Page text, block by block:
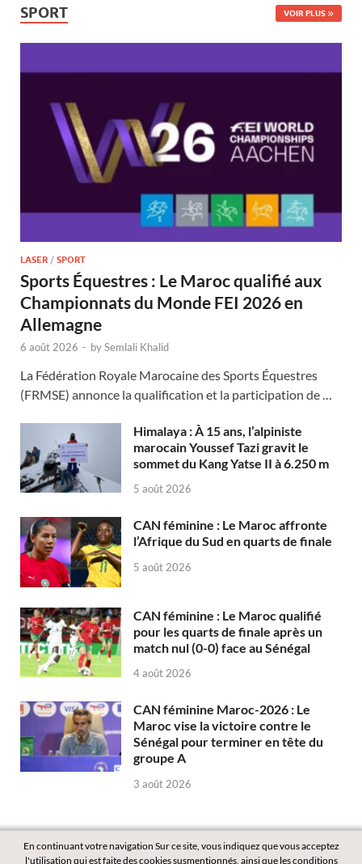
SPORT VOIR PLUS
LASER / SPORT
Sports Équestres : Le Maroc qualifié aux
Championnats du Monde FEI 2026 en
Allemagne
6 août 2026 - bySemlali Khalid
La Fédération Royale Marocaine des Sports Équestres
(FRMSE) annonce la qualification et la participation de …
Himalaya : À 15 ans, l’alpiniste
marocain Youssef Tazi gravit le
sommet du Kang Yatse II à 6.250 m
5 août 2026
CAN féminine : Le Maroc affronte
l’Afrique du Sud en quarts de finale
5 août 2026
CAN féminine : Le Maroc qualifié
pour les quarts de finale après un
match nul (0-0) face au Sénégal
4 août 2026
CAN féminine Maroc-2026 : Le
Maroc vise la victoire contre le
Sénégal pour terminer en tête du
groupe A
3 août 2026
En continuant votre navigation Sur ce site, vous indiquez que vous acceptez
l'utilisation qui est faite des cookies susmentionnés, ainsi que les conditions